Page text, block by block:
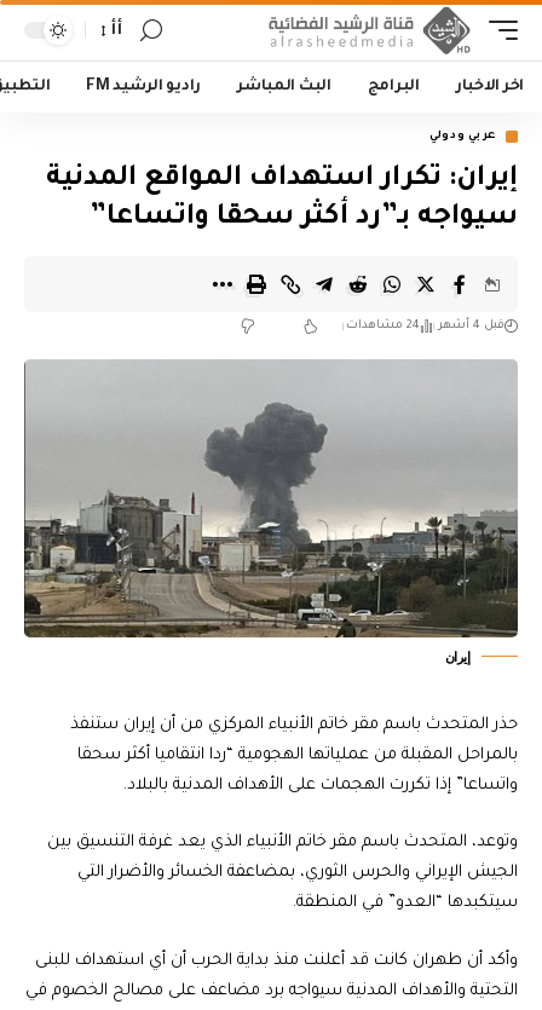
أأ
اخر الاخبار البرامج البث المباشر راديو الرشيد FM
عربي ودولي
إيران: تكرار استهداف المواقع المدنية
سيواجه بـ”رد أكثر سحقا واتساعا”
قبل 4 أشهر 24 مشاهدات
إيران
حذر المتحدث باسم مقر خاتم الأنبياء المركزي من أن إيران ستنفذ
بالمراحل المقبلة من عملياتها الهجومية “ردا انتقاميا أكثر سحقا
واتساعا” إذا تكررت الهجمات على الأهداف المدنية بالبلاد.
وتوعد، المتحدث باسم مقر خاتم الأنبياء الذي يعد غرفة التنسيق بين
الجيش الإيراني والحرس الثوري، بمضاعفة الخسائر والأضرار التي
سيتكبدها “العدو” في المنطقة.
وأكد أن طهران كانت قد أعلنت منذ بداية الحرب أن أي استهداف للبنى
التحتية والأهداف المدنية سيواجه برد مضاعف على مصالح الخصوم في